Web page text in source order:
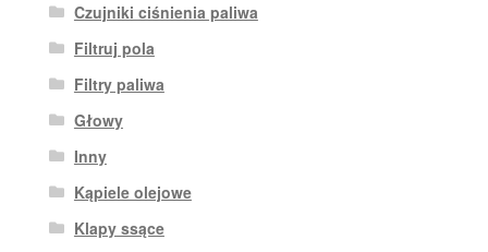
Czujniki ciśnienia paliwa
Filtruj pola
Filtry paliwa
Głowy
Inny
Kąpiele olejowe
Klapy ssące